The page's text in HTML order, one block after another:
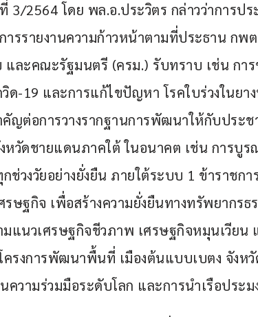
3/2564 โดย พล.อ.ประวิตร กล่าวว่าการป
รรายงานความก้าวหน้าตามที่ประธาน กพต
และคณะรัฐมนตรี (ครม.) รับทราบ เช่น กา
-19 และการแก้ไขปัญหา โรคใบร่วงในยา
คัญต่อการวางรากฐานการพัฒนาให้กับประ
วัดชายแดนภาคใต้ ในอนาคต เช่น การบู
งวัยอย่างยั่งยืน ภายใต้ระบบ 1 ข้าราชการ
ษฐกิจ เพื่อสร้างความยั่งยืนทางทรัพยากรธ
แนวเศรษฐกิจชีวภาพ เศรษฐกิจหมุนเวียน
รงการพัฒนาพื้นที่ เมืองต้นแบบเบตง จังหวั
ความร่วมมือระดับโลก และการนำเรือประ